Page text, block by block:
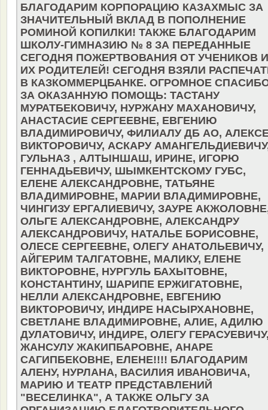
БЛАГОДАРИМ КОРПОРАЦИЮ КАЗАХМЫС ЗА
ЗНАЧИТЕЛЬНЫЙ ВКЛАД В ПОПОЛНЕНИЕ
РОМИНОЙ КОПИЛКИ! ТАКЖЕ БЛАГОДАРИМ
ШКОЛУ-ГИМНАЗИЮ № 8 ЗА ПЕРЕДАННЫЕ
СЕГОДНЯ ПОЖЕРТВОВАНИЯ ОТ УЧЕНИКОВ И
ИХ РОДИТЕЛЕЙ! СЕГОДНЯ ВЗЯЛИ
В КАЗКОММЕРЦБАНКЕ. ОГРОМНОЕ
ЗА ОКАЗАННУЮ ПОМОЩЬ: ТАСТАНУ
МУРАТБЕКОВИЧУ, НУРЖАНУ МАХАНОВИЧУ,
АНАСТАСИЕ СЕРГЕЕВНЕ, ЕВГЕНИЮ
ВЛАДИМИРОВИЧУ, ФИЛИАЛУ ДБ АО,
ВИКТОРОВИЧУ, АСКАРУ
ГУЛЬНАЗ , АЛТЫНШАШ, ИРИНЕ, ИГОРЮ
ГЕННАДЬЕВИЧУ, ШЫМКЕНТСКОМУ ГУБС,
ЕЛЕНЕ АЛЕКСАНДРОВНЕ, ТАТЬЯНЕ
ВЛАДИМИРОВНЕ, МАРИИ ВЛАДИМИРОВНЕ,
ЧИНГИЗУ ЕРГАЛИЕВИЧУ, ЗАУРЕ
ОЛЬГЕ АЛЕКСАНДРОВНЕ, АЛЕКСАНДРУ
АЛЕКСАНДРОВИЧУ, НАТАЛЬЕ БОРИСОВНЕ,
ОЛЕСЕ СЕРГЕЕВНЕ, ОЛЕГУ АНАТОЛЬЕВИЧУ,
АЙГЕРИМ ТАЛГАТОВНЕ, МАЛИКУ, ЕЛЕНЕ
ВИКТОРОВНЕ, НУРГУЛЬ БАХЫТОВНЕ,
КОНСТАНТИНУ, ШАРИПЕ ЕРЖИГАТОВНЕ,
НЕЛЛИ АЛЕКСАНДРОВНЕ, ЕВГЕНИЮ
ВИКТОРОВИЧУ, ИНДИРЕ НАСЫРХАНОВНЕ,
СВЕТЛАНЕ ВЛАДИМИРОВНЕ, АЛИЕ, АДИЛЮ
ДУЛАТОВИЧУ, ИНДИРЕ, ОЛЕГУ
ЖАНСУЛУ ЖАКИПБАРОВНЕ, АНАРЕ
САГИПБЕКОВНЕ, ЕЛЕНЕ!!!! БЛАГОДАРИМ
АЛЕНУ, НУРЛАНА, ВАСИЛИЯ ИВАНОВИЧА,
МАРИЮ И ТЕАТР ПРЕДСТАВЛЕНИЙ
"ВЕСЕЛИНКА", А ТАКЖЕ ОЛЬГУ ЗА